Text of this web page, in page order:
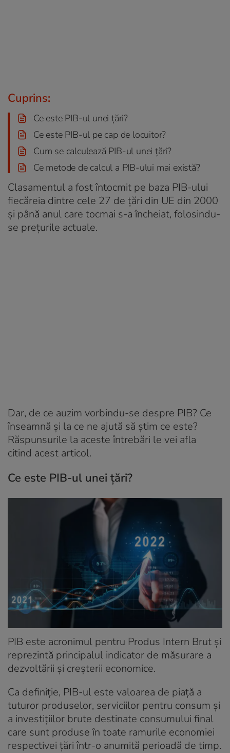
Cuprins:
Ce este PIB-ul unei țări?
Ce este PIB-ul pe cap de locuitor?
Cum se calculează PIB-ul unei țări?
Ce metode de calcul a PIB-ului mai există?
Clasamentul a fost întocmit pe baza PIB-ului
fiecăreia dintre cele 27 de țări din UE din 2000
și până anul care tocmai s-a încheiat, folosindu-
se prețurile actuale.
Dar, de ce auzim vorbindu-se despre PIB? Ce
înseamnă și la ce ne ajută să știm ce este?
Răspunsurile la aceste întrebări le vei afla
citind acest articol.
Ce este PIB-ul unei țări?
PIB este acronimul pentru Produs Intern Brut și
reprezintă principalul indicator de măsurare a
dezvoltării și creșterii economice.
Ca definiție, PIB-ul este valoarea de piață a
tuturor produselor, serviciilor pentru consum și
a investițiilor brute destinate consumului final
care sunt produse în toate ramurile economiei
respectivei țări într-o anumită perioadă de timp.